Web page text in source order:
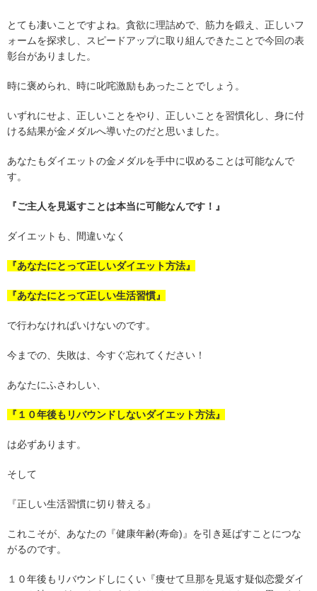
とても凄いことですよね。貪欲に理詰めで、筋力を鍛え、正しいフ
ォームを探求し、スピードアップに取り組んできたことで今回の表
彰台がありました。
時に褒められ、時に叱咤激励もあったことでしょう。
いずれにせよ、正しいことをやり、正しいことを習慣化し、身に付
ける結果が金メダルへ導いたのだと思いました。
あなたもダイエットの金メダルを手中に収めることは可能なんで
す。
『ご主人を見返すことは本当に可能なんです！』
ダイエットも、間違いなく
『あなたにとって正しいダイエット方法』
『あなたにとって正しい生活習慣』
で行わなければいけないのです。
今までの、失敗は、今すぐ忘れてください！
あなたにふさわしい、
『１０年後もリバウンドしないダイエット方法』
は必ずあります。
そして
『正しい生活習慣に切り替える』
これこそが、あなたの『健康年齢(寿命)』を引き延ばすことにつな
がるのです。
１０年後もリバウンドしにくい『痩せて旦那を見返す疑似恋愛ダイ